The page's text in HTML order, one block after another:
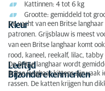
Kattinnen: 4 tot 6 kg
Grootte: gemiddeld tot
Kleur
De vacht van een Britse
patronen. Grijsblauw is meest
van een Britse langhaar komt
rood, kaneel, reekalf, lilac, tabby
Leeftijd
De Britse langhaar wordt
Bijzondere kenmerken
Britse langhaar kittens zijn vaak
rassen. De katten krijgen hun